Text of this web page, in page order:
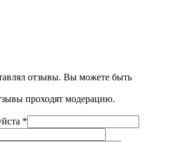
отзывы. Вы можете быть
проходят модерацию.
*